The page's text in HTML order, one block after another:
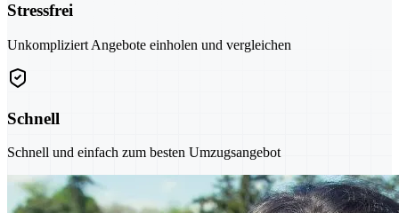
Stressfrei
Unkompliziert Angebote einholen und vergleichen
Schnell
Schnell und einfach zum besten Umzugsangebot